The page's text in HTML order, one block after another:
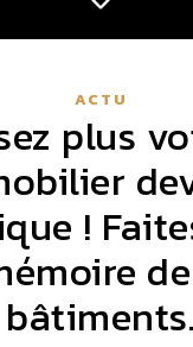
ACTU
plus
!
bâtiments.